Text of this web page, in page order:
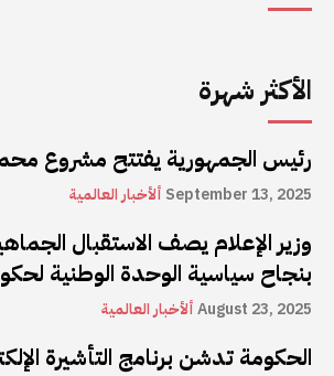
الأكثر شهرة
رئيس الجمهورية يفتتح مشروع
ألأخبار العالمية September 13, 2025
وزير الإعلام يصف الاستقبال
بنجاح سياسية الوحدة الوطنية
ألأخبار العالميةAugust 23, 2025
الحكومة تدشن برنامج التأشيرة